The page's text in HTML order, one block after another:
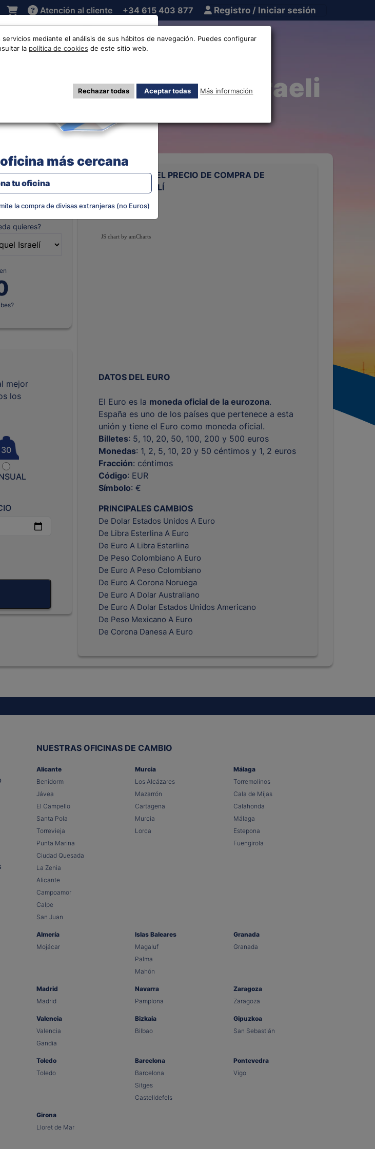
Atención al cliente +34 615 403 877 Registro / Iniciar sesión
Localizaciones Trabaja con nosotros Otros
más cercana
tu oficina
la compra de divisas extranjeras (no Euros)
Euro a Séquel Israeli
ILS
quieres?
mejor
los
30
EVOLUCIÓN DEL PRECIO DE COMPRA DE
SÉQUEL ISRAELÍ
JS chart by amCharts
DATOS DEL EURO
El Euro es la moneda oficial de la eurozona.
España es uno de los países que pertenece a esta
unión y tiene el Euro como moneda oficial.
Billetes: 5, 10, 20, 50, 100, 200 y 500 euros
Monedas: 1, 2, 5, 10, 20 y 50 céntimos y 1, 2 euros
Fracción: céntimos
Código: EUR
Símbolo: €
PRINCIPALES CAMBIOS
De Dolar Estados Unidos A Euro
De Libra Esterlina A Euro
De Euro A Libra Esterlina
De Peso Colombiano A Euro
De Euro A Peso Colombiano
De Euro A Corona Noruega
De Euro A Dolar Australiano
De Euro A Dolar Estados Unidos Americano
De Peso Mexicano A Euro
De Corona Danesa A Euro
NUESTRAS OFICINAS DE CAMBIO
Alicante
Benidorm
Jávea
El Campello
Santa Pola
Torrevieja
Punta Marina
Ciudad Quesada
La Zenia
Alicante
Campoamor
Calpe
San Juan
Murcia
Los Alcázares
Mazarrón
Cartagena
Murcia
Lorca
Málaga
Torremolinos
Cala de Mijas
Calahonda
Málaga
Estepona
Fuengirola
Almería
Mojácar
Islas Baleares
Magaluf
Palma
Mahón
Granada
Granada
Madrid
Madrid
Navarra
Pamplona
Zaragoza
Zaragoza
Valencia
Valencia
Gandia
Bizkaia
Bilbao
Gipuzkoa
San Sebastián
Toledo
Toledo
Barcelona
Barcelona
Sitges
Castelldefels
Pontevedra
Vigo
Girona
Lloret de Mar
mediante el análisis de sus hábitos de navegación. Puedes configurar
la política de cookies de este sitio web.
Rechazar todas Aceptar todas Más información